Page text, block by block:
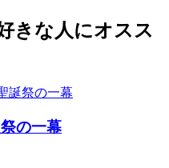
きな人にオスス
の一幕